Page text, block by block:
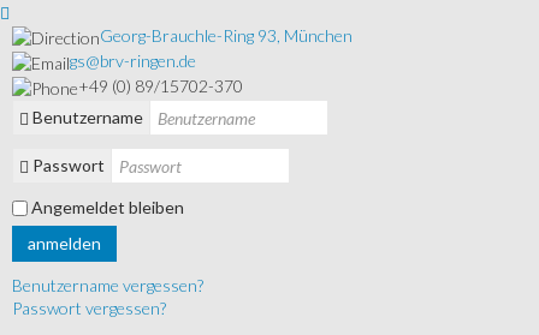
Georg-Brauchle-Ring 93, München
gs@brv-ringen.de
+49 (0) 89/15702-370
Benutzername
Passwort
Angemeldet bleiben
anmelden
Benutzername vergessen?
Passwort vergessen?